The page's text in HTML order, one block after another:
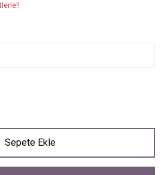
Sepete Ekle